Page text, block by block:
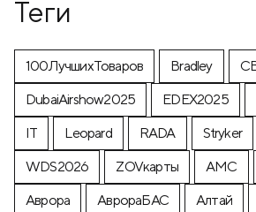
Теги
100ЛучшихТоваров Bradley
DubaiAirshow2025
EDEX2025
IT
Leopard RADA Stryker
WDS2026
ZOVкарты АМС
Аврора
АврораБАС Алтай